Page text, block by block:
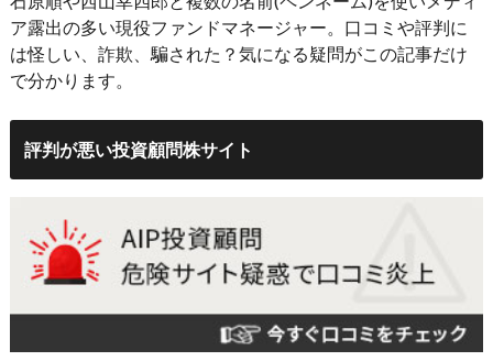
ア露出の多い現役ファンドマネージャー。口コミや評判に
は怪しい、詐欺、騙された？気になる疑問がこの記事だけ
で分かります。
評判が悪い投資顧問株サイト